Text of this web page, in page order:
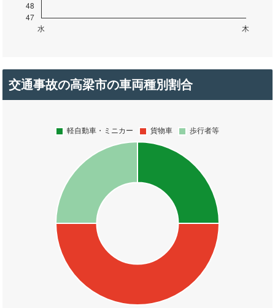
交通事故の高梁市の車両種別割合